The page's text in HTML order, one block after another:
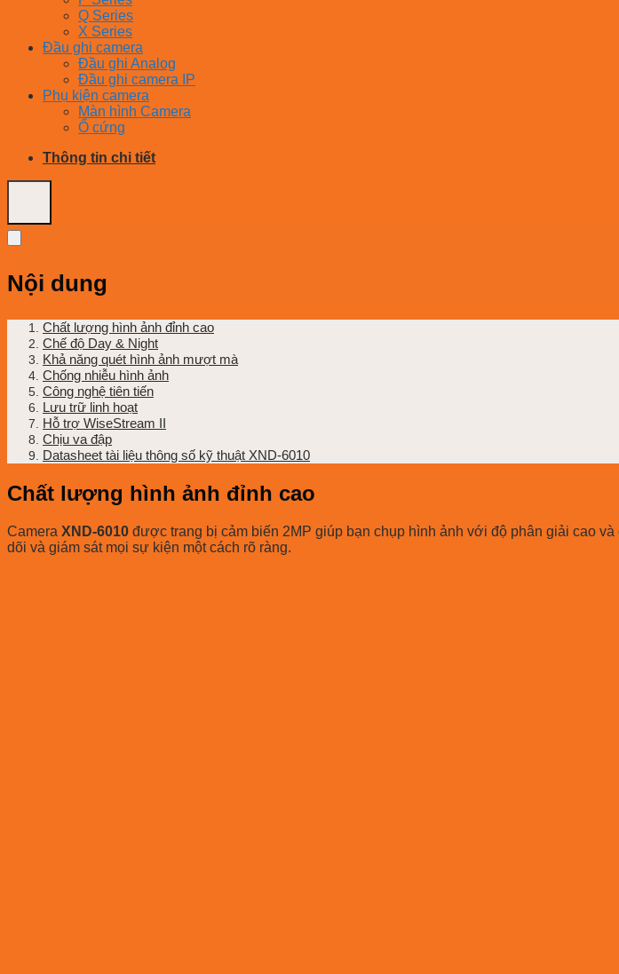
Q Series
X Series
Đầu ghi camera
Đầu ghi Analog
Đầu ghi camera IP
Phụ kiện camera
Màn hình Camera
Ổ cứng
Thông tin chi tiết
Nội dung
Chất lượng hình ảnh đỉnh cao
Chế độ Day & Night
Khả năng quét hình ảnh mượt mà
Chống nhiễu hình ảnh
Công nghệ tiên tiến
Lưu trữ linh hoạt
Hỗ trợ WiseStream II
Chịu va đập
Datasheet tài liệu thông số kỹ thuật XND-6010
Chất lượng hình ảnh đỉnh cao
Camera XND-6010 được trang bị cảm biến 2MP giúp bạn chụp hình ảnh với độ phân giải cao
dõi và giám sát mọi sự kiện một cách rõ ràng.